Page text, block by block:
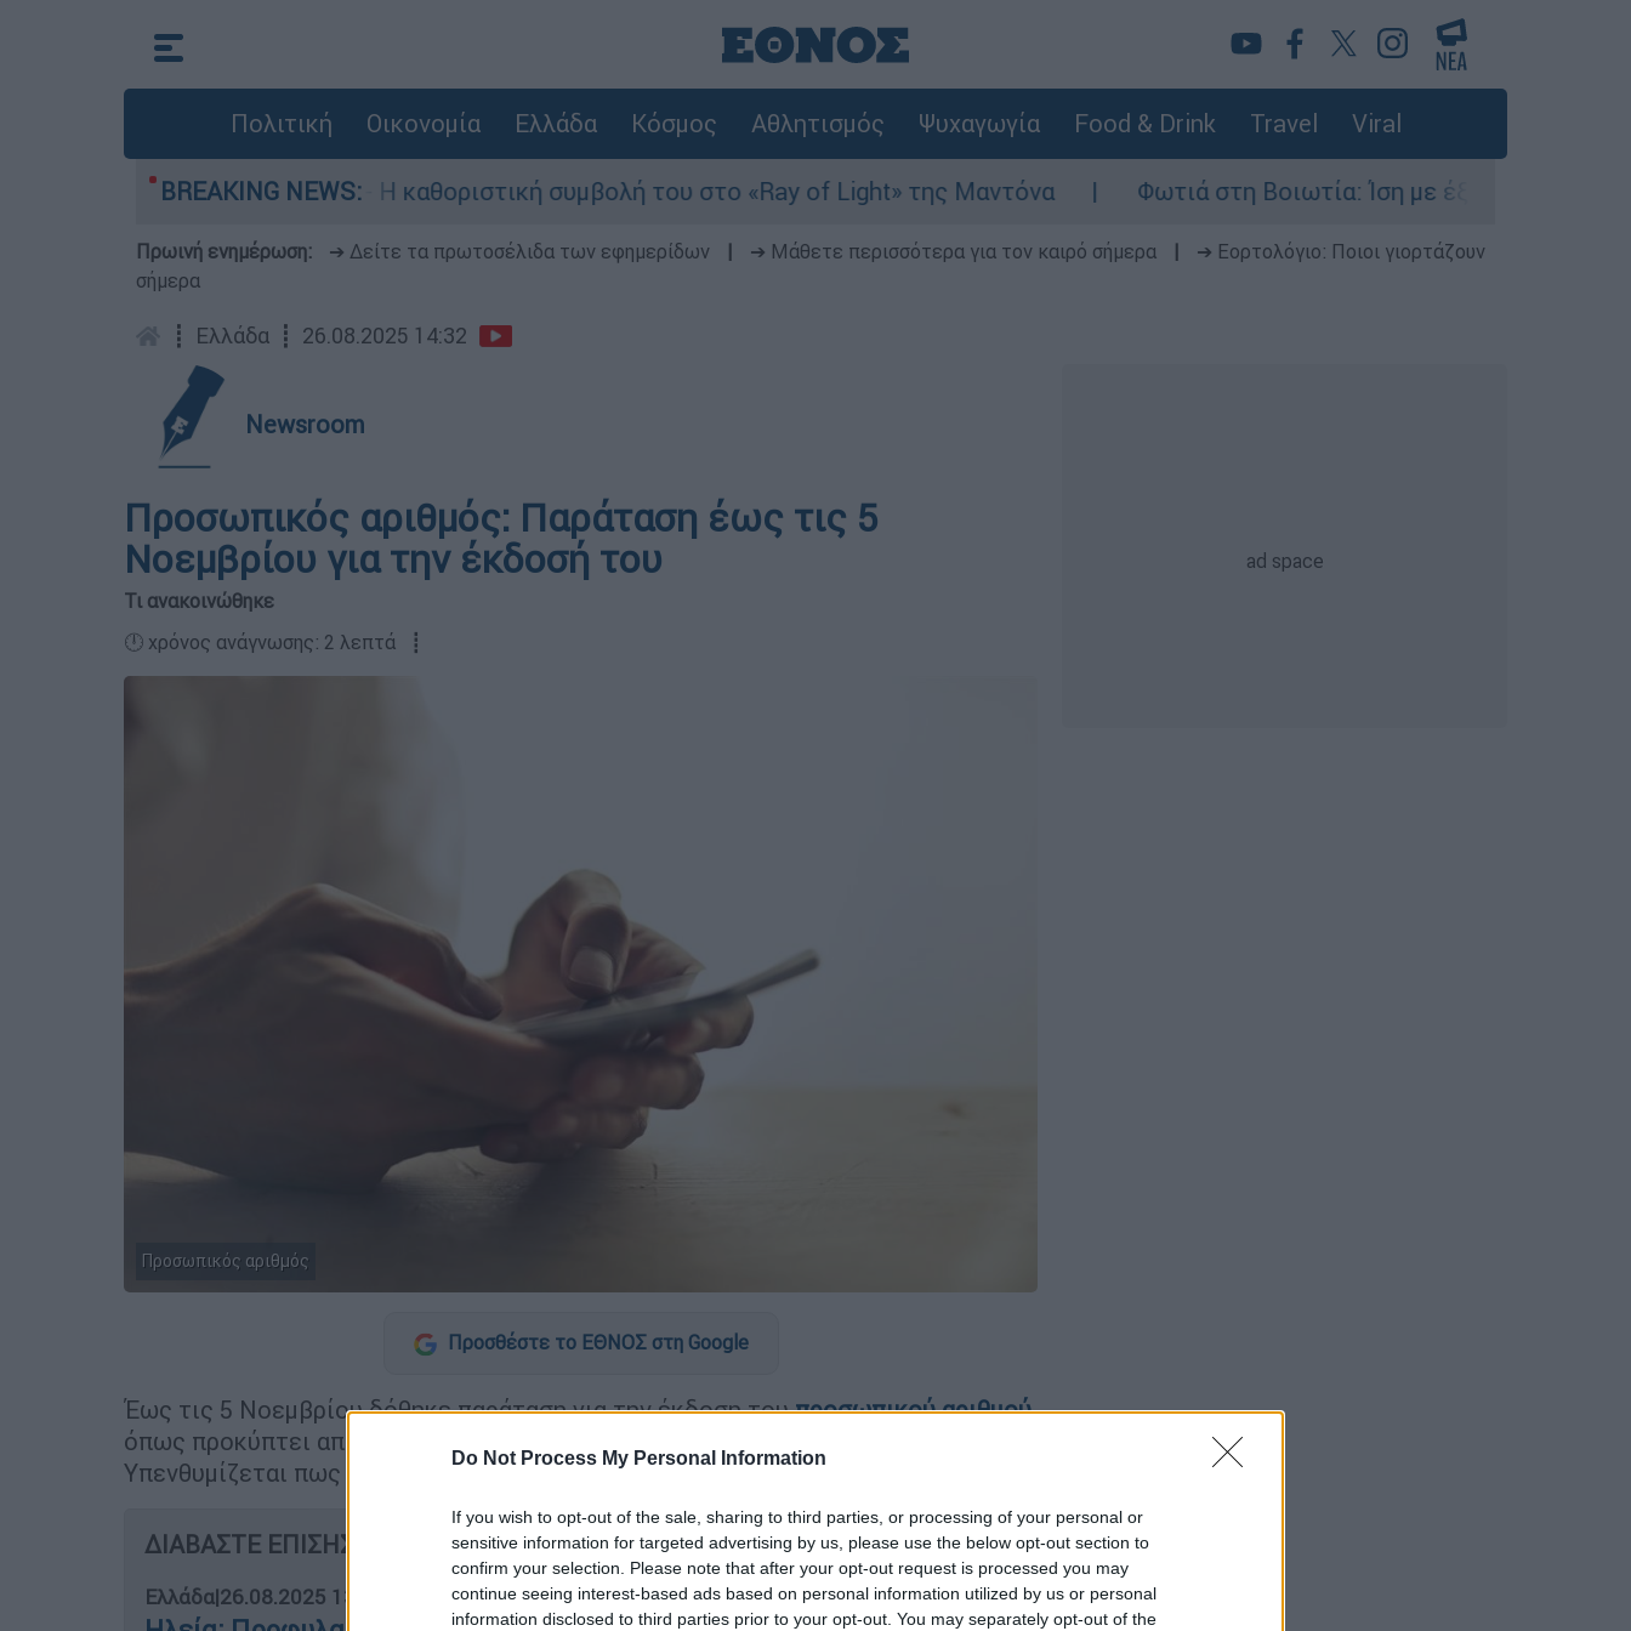
Do Not Process My Personal Information
If you wish to opt-out of the sale, sharing to third parties, or processing of your personal or
sensitive information for targeted advertising by us, please use the below opt-out section to
confirm your selection. Please note that after your opt-out request is processed you may
continue seeing interest-based ads based on personal information utilized by us or personal
information disclosed to third parties prior to your opt-out. You may separately opt-out of the
Πολιτική Οικονομία Ελλάδα Κόσμος Αθλητισμός Ψυχαγωγία Food & Drink Travel Viral
BREAKING NEWS:
Γουίλιαμ Όρμπιτ - Η καθοριστική συμβολή του στο «Ray of Light» της Μαντόνα Φωτιά στη Βοιωτία: Ίση με έξι ατομικές βόμβες
Πρωινή ενημέρωση: ➔ Δείτε τα πρωτοσέλιδα των εφημερίδων ➔ Μάθετε περισσότερα για τον καιρό σήμερα
➔ Εορτολόγιο: Ποιοι γιορτάζουν
σήμερα
┋ Ελλάδα ┋ 26.08.2025 14:32
Newsroom
Προσωπικός αριθμός: Παράταση έως τις 5
Νοεμβρίου για την έκδοσή του
Τι ανακοινώθηκε
🕛 χρόνος ανάγνωσης: 2 λεπτά ┋
Προσωπικός αριθμός
Προσθέστε το ΕΘΝΟΣ στη Google
Έως τις 5 Νοεμβρίου δόθηκε παράταση για την έκδοση τουπροσωπικού αριθμού,
όπως προκύπτει από ανακοίνωση του
Υπενθυμίζεται πως αρχικά η προθεσμία έληγε στις 5 Σεπτεμβρίου.
ΔΙΑΒΑΣΤΕ ΕΠΙΣΗΣ
Ελλάδα|26.08.2025 13:14